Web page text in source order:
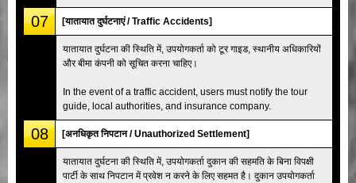
07 [यातायात दुर्घटनाएं / Traffic Accidents]
यातायात दुर्घटना की स्थिति में, उपयोगकर्ता को टूर गाइड, स्थानीय अधिकारियों
और बीमा कंपनी को सूचित करना चाहिए।
In the event of a traffic accident, users must notify the tour
guide, local authorities, and insurance company.
08 [अनधिकृत निपटान / Unauthorized Settlement]
यातायात दुर्घटना की स्थिति में, उपयोगकर्ता दुकान की सहमति के बिना विपक्षी
पार्टी के साथ निपटान में प्रवेश न करने के लिए सहमत है। दुकान उपयोगकर्ता